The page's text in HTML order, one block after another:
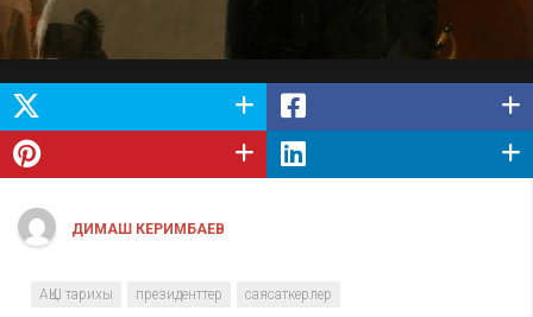
ДИМАШ КЕРИМБАЕВ
АҚШ тарихы президенттер саясаткерлер